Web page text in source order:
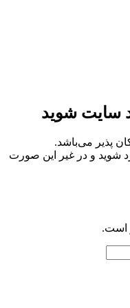
سایت شوید
پذیر می‌باشد.
شوید و در غیر این صورت
است.